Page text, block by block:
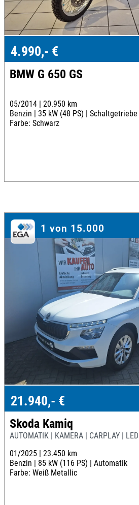
4.990,- €
BMW G 650 GS
05/2014 | 20.950 km
Benzin | 35 kW (48 PS) | Schaltgetriebe
Farbe: Schwarz
1 von 15.000
21.940,- €
Skoda Kamiq
AUTOMATIK | KAMERA | CARPLAY | LED
01/2025 | 23.450 km
Benzin | 85 kW (116 PS) | Automatik
Farbe: Weiß Metallic